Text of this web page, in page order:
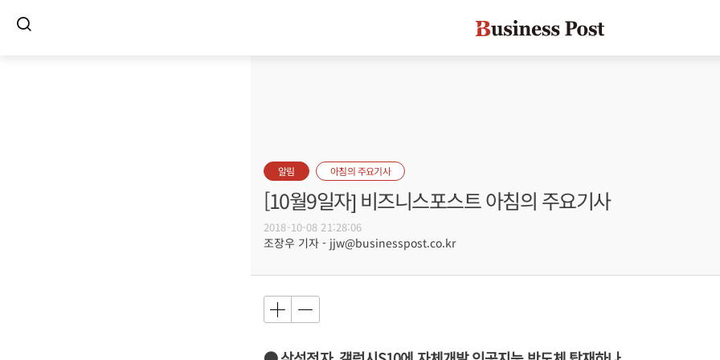
알림 아침의 주요기사
[10월9일자] 비즈니스포스트 아침의 주요기사
2018-10-08 21:28:06
조장우 기자 - jjw@businesspost.co.kr